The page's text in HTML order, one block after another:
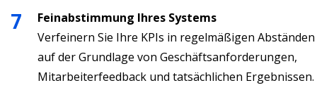
Feinabstimmung Ihres Systems
Verfeinern Sie Ihre KPIs in regelmäßigen Abständen
auf der Grundlage von Geschäftsanforderungen,
Mitarbeiterfeedback und tatsächlichen Ergebnissen.